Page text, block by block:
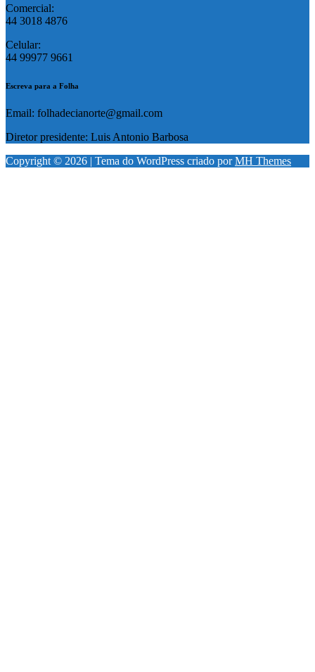
Comercial:
44 3018 4876
Celular:
44 99977 9661
Escreva para a Folha
Email: folhadecianorte@gmail.com
Diretor presidente: Luis Antonio Barbosa
Copyright © 2026 | Tema do WordPress criado porMH Themes